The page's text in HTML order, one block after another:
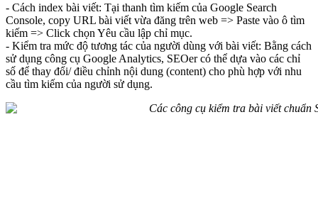
- Cách index bài viết: Tại thanh tìm kiếm của Google Search
Console, copy URL bài viết vừa đăng trên web => Paste vào ô tìm
kiếm => Click chọn Yêu cầu lập chỉ mục.
- Kiểm tra mức độ tương tác của người dùng với bài viết: Bằng cách
sử dụng công cụ Google Analytics, SEOer có thể dựa vào các chỉ
số để thay đổi/ điều chỉnh nội dung (content) cho phù hợp với nhu
cầu tìm kiếm của người sử dụng.